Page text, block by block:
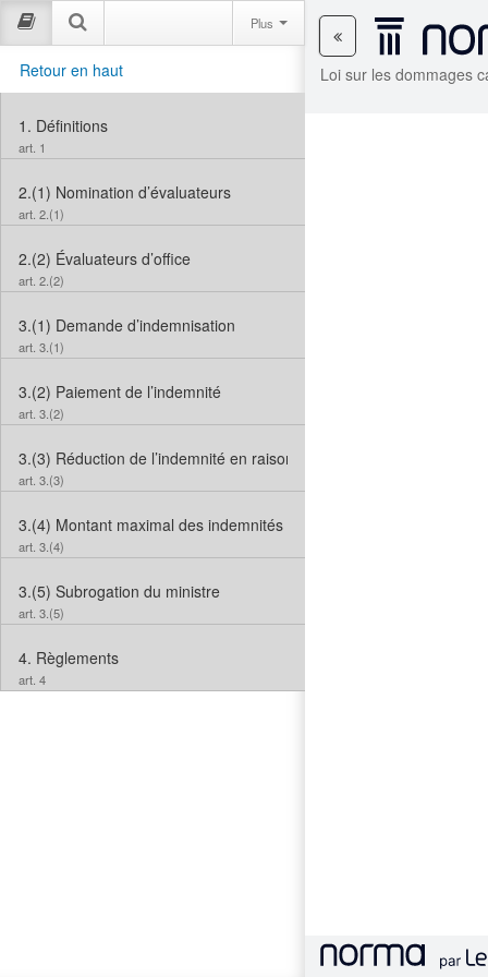
Loi sur les dommages
Plus
Retour en haut
1. Définitions
art. 1
2.(1) Nomination d’évaluateurs
art. 2.(1)
2.(2) Évaluateurs d’office
art. 2.(2)
3.(1) Demande d’indemnisation
art. 3.(1)
3.(2) Paiement de l’indemnité
art. 3.(2)
3.(3) Réduction de l’indemnité en raison d’un contrat d’assurance
art. 3.(3)
3.(4) Montant maximal des indemnités
art. 3.(4)
3.(5) Subrogation du ministre
art. 3.(5)
4. Règlements
art. 4